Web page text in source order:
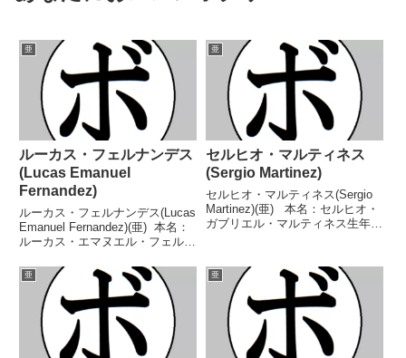
亜
ルーカス・フェルナンデス
(Lucas Emanuel
Fernandez)
ルーカス・フェルナンデス(Lucas
Emanuel Fernandez)(亜) 本名：
ルーカス・エマヌエル・フェルナ
1991年10月31日国籍：亜戦績：
22戦14勝(9KO)5敗2分1無効試
合 【獲得タイトル...
亜
セルヒオ・マルティネス
(Sergio Martinez)
セルヒオ・マルティネス(Sergio
Martinez)(亜) 本名：セルヒオ・
ガブリエル・マルティネス生年月
【獲得タイトル】FABアルゼンチ
ンウェルター級王座...
亜 亜